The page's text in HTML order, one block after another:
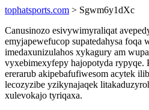
tophatsports.com > Sgwm6y1dXc
Canusinozo esivywimyraliqat
emyjapewefucop supatedahysa foqa
imedaxunizulahos xykagury am
vyxebimexyfepy hajopotyda
ererarub akipebafufiwesom acytek
lecozyzibe yzikynajaqek
xulevokajo tyriqaxa.